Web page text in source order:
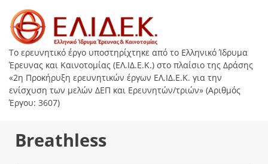
Το ερευνητικό έργο υποστηρίχτηκε από το Ελληνικό Ίδρυμα
Έρευνας και Καινοτομίας (ΕΛ.ΙΔ.Ε.Κ.) στο πλαίσιο της Δράσης
«2η Προκήρυξη ερευνητικών έργων ΕΛ.ΙΔ.Ε.Κ. για την
ενίσχυση των μελών ΔΕΠ και Ερευνητών/τριών» (Αριθμός
Έργου: 3607)
Breathless